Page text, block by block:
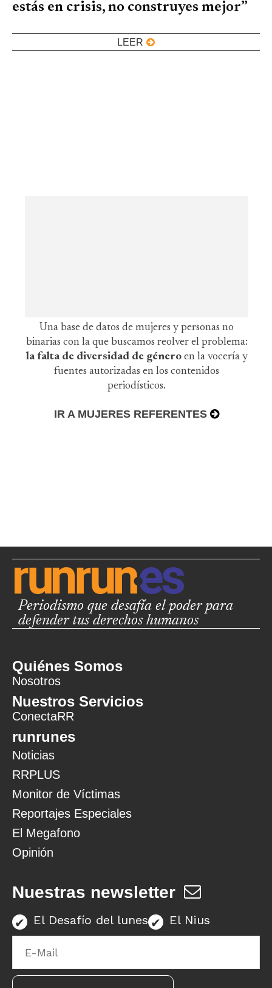
estás en crisis, no construyes mejor”
LEER
Una base de datos de mujeres y personas no
binarias con la que buscamos reolver el problema:
la falta de diversidad de género en la vocería y
fuentes autorizadas en los contenidos
periodísticos.
IR A MUJERES REFERENTES
Periodismo que desafía el poder para
defender tus derechos humanos
Quiénes Somos
Nosotros
Nuestros Servicios
ConectaRR
runrunes
Noticias
RRPLUS
Monitor de Víctimas
Reportajes Especiales
El Megafono
Opinión
Nuestras newsletter
El Desafío del lunes El Nius